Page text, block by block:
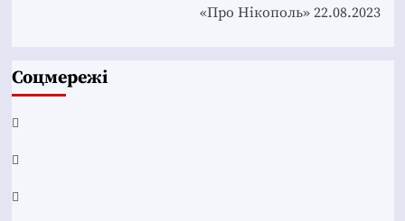
«Про Нікополь» 22.08.2023
Соцмережі
Facebook
YouTube
Telegram